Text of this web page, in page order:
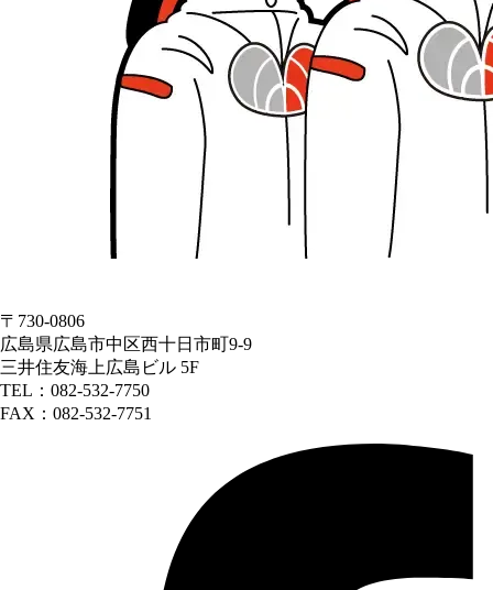
〒730-0806
広島県広島市中区西十日市町9-9
三井住友海上広島ビル 5F
TEL：082-532-7750
FAX：082-532-7751